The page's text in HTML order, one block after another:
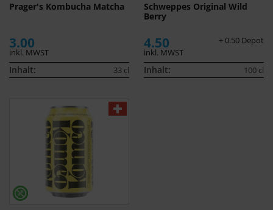
Prager's Kombucha Matcha
3.00
inkl. MWST
Inhalt: 33 cl
Schweppes Original Wild
Berry
4.50
+ 0.50 Depot
inkl. MWST
Inhalt: 100 cl